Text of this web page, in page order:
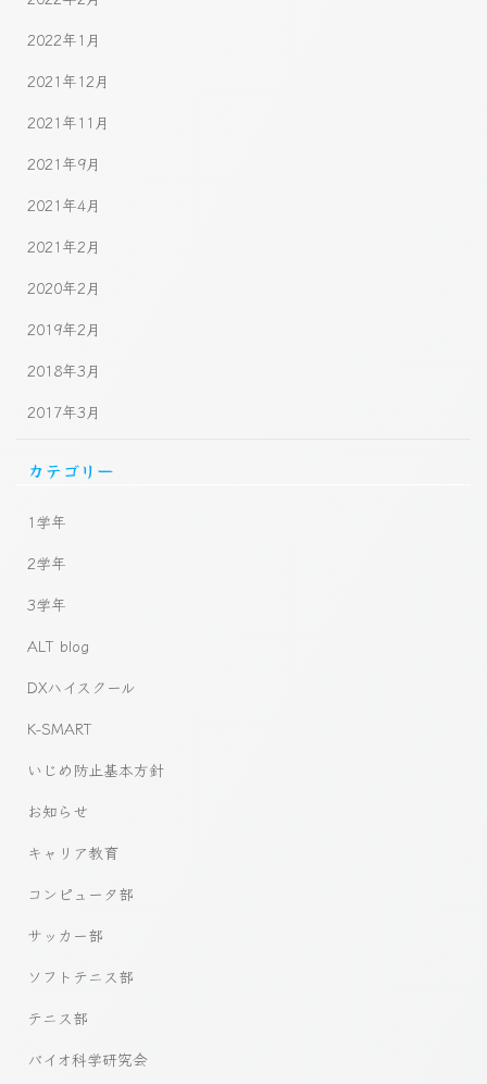
2022年1月
2021年12月
2021年11月
2021年9月
2021年4月
2021年2月
2020年2月
2019年2月
2018年3月
2017年3月
カテゴリー
1学年
2学年
3学年
ALT blog
DXハイスクール
K-SMART
いじめ防止基本方針
お知らせ
キャリア教育
コンピュータ部
サッカー部
ソフトテニス部
テニス部
バイオ科学研究会